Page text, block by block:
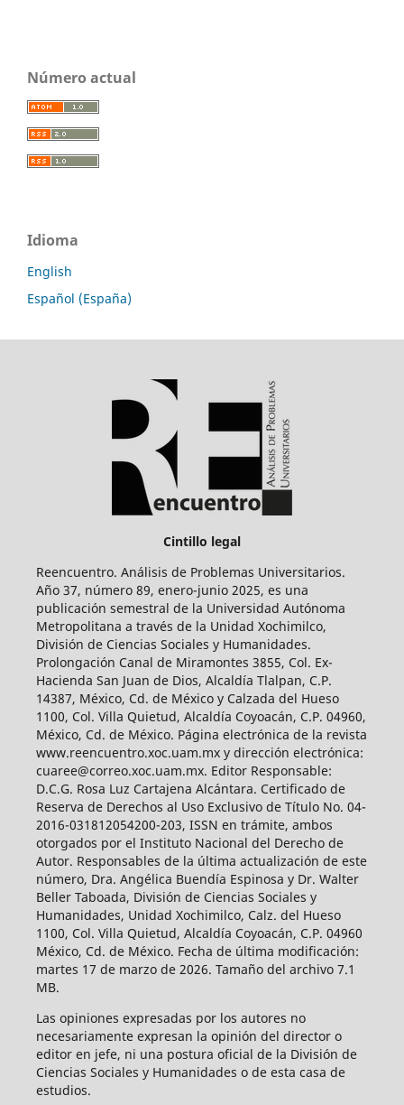
Número actual
Idioma
English
Español (España)
Cintillo legal
Reencuentro. Análisis de Problemas Universitarios.
Año 37, número 89, enero-junio 2025, es una
publicación semestral de la Universidad Autónoma
Metropolitana a través de la Unidad Xochimilco,
División de Ciencias Sociales y Humanidades.
Prolongación Canal de Miramontes 3855, Col. Ex-
Hacienda San Juan de Dios, Alcaldía Tlalpan, C.P.
14387, México, Cd. de México y Calzada del Hueso
1100, Col. Villa Quietud, Alcaldía Coyoacán, C.P. 04960,
México, Cd. de México. Página electrónica de la revista
www.reencuentro.xoc.uam.mx y dirección electrónica:
cuaree@correo.xoc.uam.mx. Editor Responsable:
D.C.G. Rosa Luz Cartajena Alcántara. Certificado de
Reserva de Derechos al Uso Exclusivo de Título No. 04-
2016-031812054200-203, ISSN en trámite, ambos
otorgados por el Instituto Nacional del Derecho de
Autor. Responsables de la última actualización de este
número, Dra. Angélica Buendía Espinosa y Dr. Walter
Beller Taboada, División de Ciencias Sociales y
Humanidades, Unidad Xochimilco, Calz. del Hueso
1100, Col. Villa Quietud, Alcaldía Coyoacán, C.P. 04960
México, Cd. de México. Fecha de última modificación:
martes 17 de marzo de 2026. Tamaño del archivo 7.1
MB.
Las opiniones expresadas por los autores no
necesariamente expresan la opinión del director o
editor en jefe, ni una postura oficial de la División de
Ciencias Sociales y Humanidades o de esta casa de
estudios.